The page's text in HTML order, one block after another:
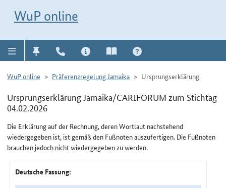
WuP online
WuP online Präferenzregelung Jamaika Ursprungserklärung
Ursprungserklärung Jamaika/CARIFORUM zum Stichtag
04.02.2026
Die Erklärung auf der Rechnung, deren Wortlaut nachstehend
wiedergegeben ist, ist gemäß den Fußnoten auszufertigen. Die Fußnoten
brauchen jedoch nicht wiedergegeben zu werden.
Deutsche Fassung: